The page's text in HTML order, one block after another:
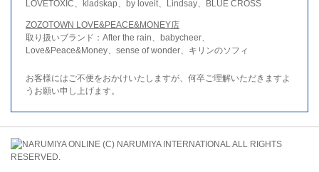
LOVETOXIC、kladskap、by loveit、Lindsay、BLUE CROSS
ZOZOTOWN LOVE&PEACE&MONEY店
取り扱いブランド：After the rain、babycheer、
Love&Peace&Money、sense of wonder、キリンのソフィ
お客様にはご不便をおかけいたしますが、何卒ご理解いただきますよ
うお願い申し上げます。